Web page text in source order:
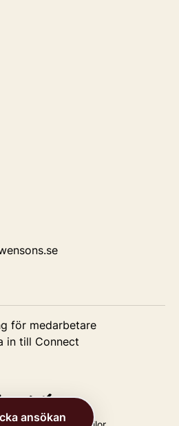
ansökan
för medarbetare
in till Connect